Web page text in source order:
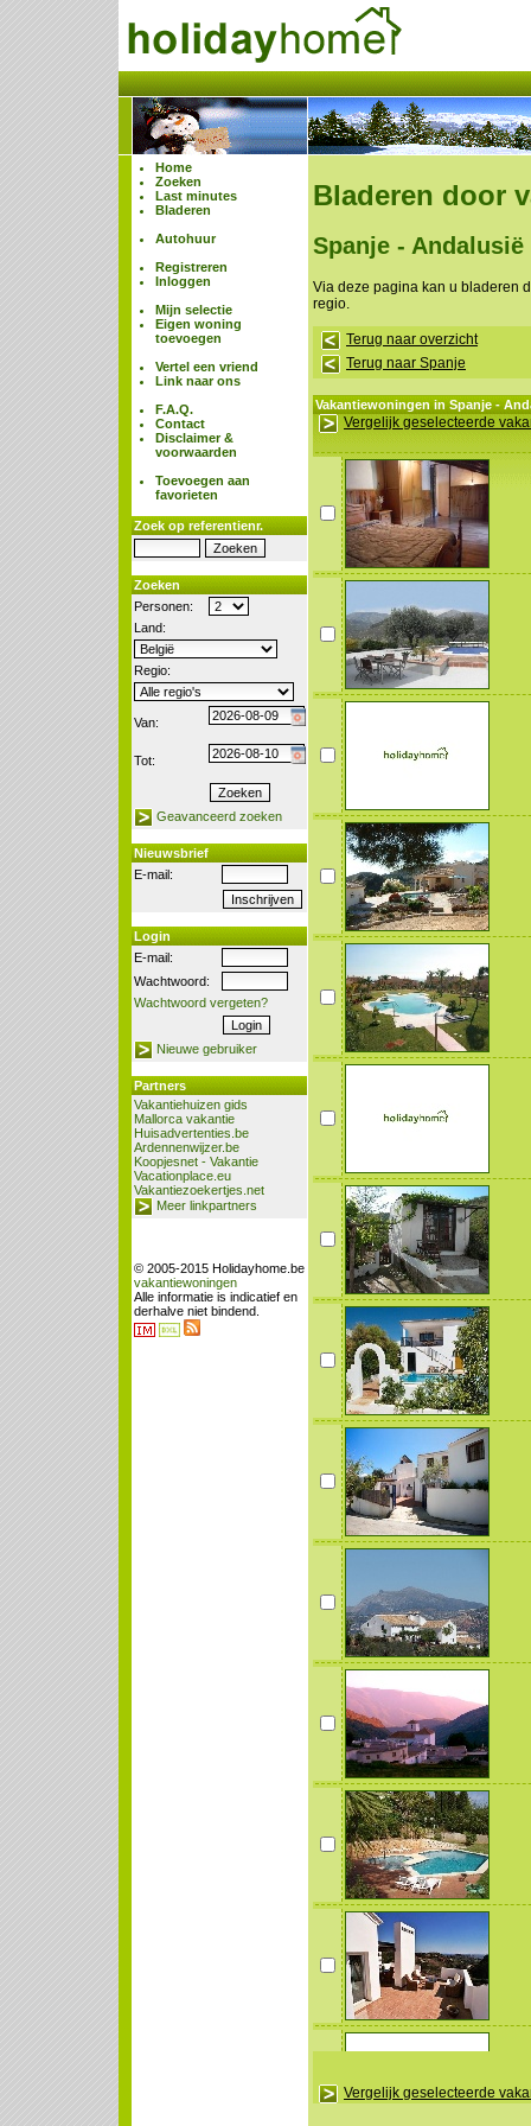
Home
Zoeken
Last minutes
Bladeren
Autohuur
Registreren
Inloggen
Mijn selectie
Eigen woning
toevoegen
Vertel een vriend
Link naar ons
F.A.Q.
Contact
Disclaimer &
voorwaarden
Toevoegen aan
favorieten
Zoek op referentienr.
Zoeken
Personen:
Land:
Regio:
Van:
Tot:
Geavanceerd zoeken
Nieuwsbrief
E-mail:
Login
E-mail:
Wachtwoord:
Wachtwoord vergeten?
Nieuwe gebruiker
Partners
Vakantiehuizen gids
Mallorca vakantie
Huisadvertenties.be
Ardennenwijzer.be
Koopjesnet - Vakantie
Vacationplace.eu
Vakantiezoekertjes.net
Meer linkpartners
© 2005-2015 Holidayhome.be
vakantiewoningen
Alle informatie is indicatief en
derhalve niet bindend.
Bladeren door
Spanje - Andalusië
Via deze pagina kan u bladeren
regio.
Terug naar overzicht
Terug naar Spanje
Vakantiewoningen in Spanje -
Vergelijk geselecteerde
Vergelijk geselecteerde